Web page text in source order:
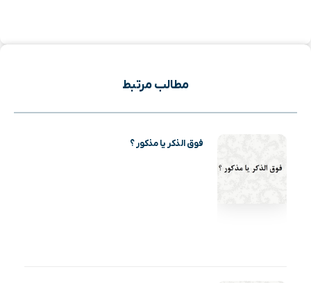
مطالب مرتبط
فوق الذکر یا مذکور ؟